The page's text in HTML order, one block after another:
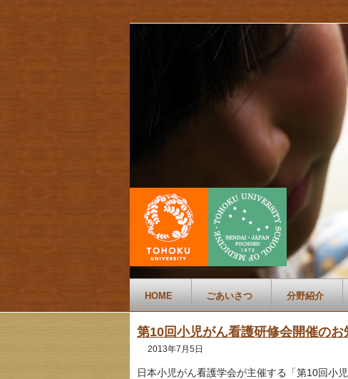
HOME ごあいさつ 分野紹介
第10回小児がん看護研修会開催の
2013年7月5日
日本小児がん看護学会が主催する「第10回小